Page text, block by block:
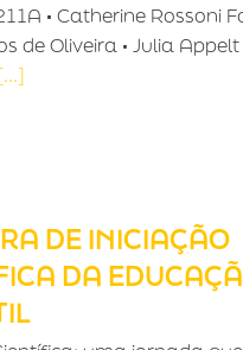
• Catherine Rossoni
de Oliveira • Julia Appelt
[...]
DE INICIAÇÃO
DA